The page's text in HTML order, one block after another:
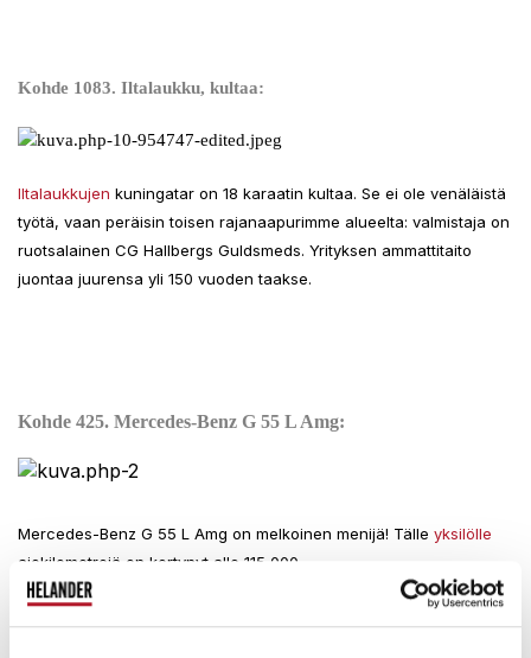
Kohde 1083. Iltalaukku, kultaa:
Iltalaukkujen kuningatar on 18 karaatin kultaa. Se ei ole venäläistä
työtä, vaan peräisin toisen rajanaapurimme alueelta: valmistaja on
ruotsalainen CG Hallbergs Guldsmeds. Yrityksen ammattitaito
juontaa juurensa yli 150 vuoden taakse.
Kohde 425. Mercedes-Benz G 55 L Amg:
Mercedes-Benz G 55 L Amg on melkoinen menijä! Tälle yksilölle
ajokilometrejä on kertynyt alle 115 000.